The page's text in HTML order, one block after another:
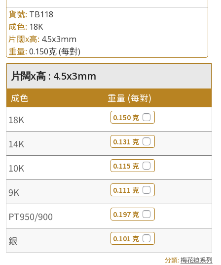
貨號: TB118
成色: 18K
片闊x高: 4.5x3mm
重量: 0.150克(每對)
片闊x高 : 4.5x3mm
成色 重量 (每對)
18K 0.150 克
14K 0.131 克
10K 0.115 克
9K 0.111 克
PT950/900 0.197 克
銀 0.101 克
分類: 梅花迫系列